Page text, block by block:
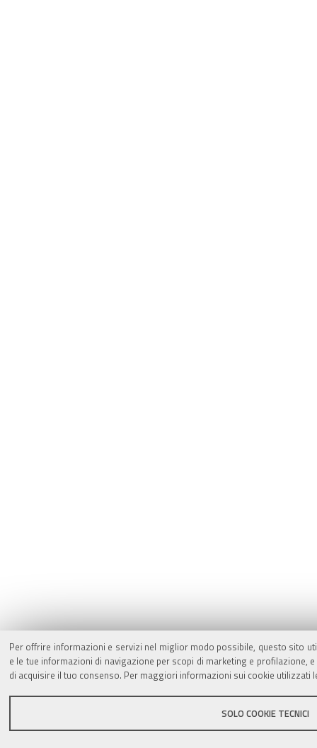
Per offrire informazioni e servizi nel miglior modo possibile, questo sito
e le tue informazioni di navigazione per scopi di marketing e
di acquisire il tuo consenso. Per maggiori informazioni sui cookie utilizzati
SOLO COOKIE TECNICI